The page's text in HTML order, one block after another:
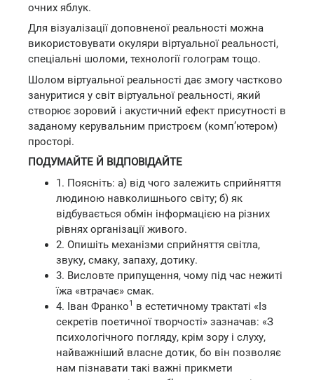
очних яблук.
Для візуалізації доповненої реальності можна
використовувати окуляри віртуальної реальності,
спеціальні шоломи, технології голограм тощо.
Шолом віртуальної реальності дає змогу частково
зануритися у світ віртуальної реальності, який
створює зоровий і акустичний ефект присутності в
заданому керувальним пристроєм (комп’ютером)
просторі.
ПОДУМАЙТЕ Й ВІДПОВІДАЙТЕ
1. Поясніть: а) від чого залежить сприйняття
людиною навколишнього світу; б) як
відбувається обмін інформацією на різних
рівнях організації живого.
2. Опишіть механізми сприйняття світла,
звуку, смаку, запаху, дотику.
3. Висловте припущення, чому під час нежиті
їжа «втрачає» смак.
4. Іван Франко1
в естетичному трактаті «Із
секретів поетичної творчості» зазначав: «З
психологічного погляду, крім зору і слуху,
найважніший власне дотик, бо він позволяє
нам пізнавати такі важні прикмети